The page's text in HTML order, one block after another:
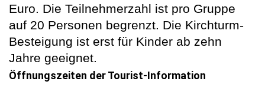
Euro. Die Teilnehmerzahl ist pro Gruppe
auf 20 Personen begrenzt. Die Kirchturm-
Besteigung ist erst für Kinder ab zehn
Jahre geeignet.
Öffnungszeiten der Tourist-Information